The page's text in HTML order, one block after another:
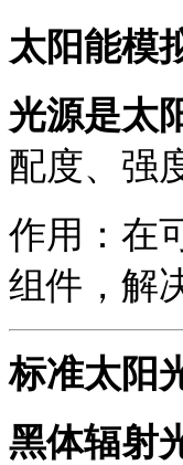
太阳能模
光源是太
配度、强
作用：在
组件，解
标准太阳
黑体辐射